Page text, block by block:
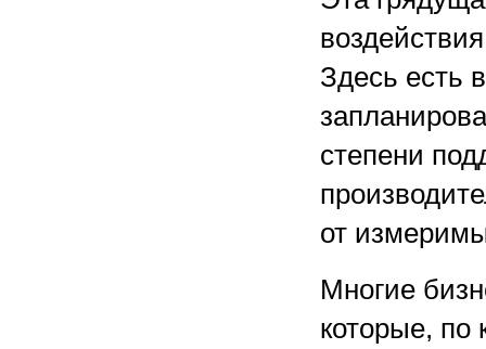
Здесь есть
степени
от
Многие
которые, по